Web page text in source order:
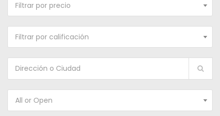
Filtrar por precio
Filtrar por calificación
All or Open